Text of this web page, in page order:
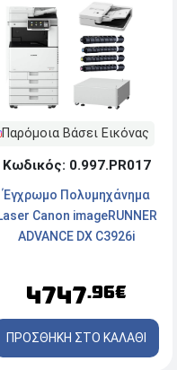
Παρόμοια Βάσει Εικόνας
Κωδικός: 0.997.PR017
Έγχρωμο Πολυμηχάνημα
Canon imageRUNNER
ADVANCE DX C3926i
Βάση Plain Pedestal Type-
Αυτόματο Τροφοδότη
DADF-BA1 και 4 Toner C-
EXV 64 (c/m/y/k)
4747.96€
ΠΡΟΣΘΗΚΗ ΣΤΟ ΚΑΛΑΘΙ